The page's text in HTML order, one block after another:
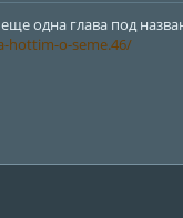
одна глава под
hottim-o-seme.46/